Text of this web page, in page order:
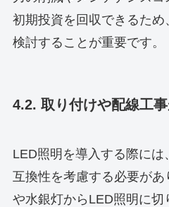
初期投資を回収できるた
検討することが重要です。
4.2. 取り付けや配線工
LED照明を導入する際に
互換性を考慮する必要が
や水銀灯からLED照明に切